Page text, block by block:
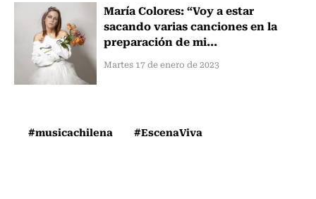
María Colores: “Voy a estar
sacando varias canciones en la
preparación de mi...
Martes 17 de enero de 2023
#musicachilena #EscenaViva